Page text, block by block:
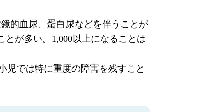
的血尿、蛋白尿などを伴うことが
が多い。1,000以上になることは
児では特に重度の障害を残すこと